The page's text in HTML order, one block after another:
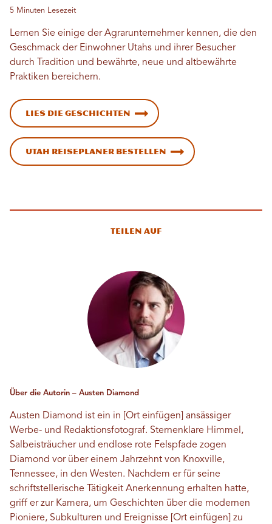
5 Minuten Lesezeit
Lernen Sie einige der Agrarunternehmer kennen, die den
Geschmack der Einwohner Utahs und ihrer Besucher
durch Tradition und bewährte, neue und altbewährte
Praktiken bereichern.
Lies die Geschichten
Utah Reiseplaner bestellen
Teilen auf
Über die Autorin – Austen Diamond
Austen Diamond ist ein in [Ort einfügen] ansässiger
Werbe- und Redaktionsfotograf. Sternenklare Himmel,
Salbeisträucher und endlose rote Felspfade zogen
Diamond vor über einem Jahrzehnt von Knoxville,
Tennessee, in den Westen. Nachdem er für seine
schriftstellerische Tätigkeit Anerkennung erhalten hatte,
griff er zur Kamera, um Geschichten über die modernen
Pioniere, Subkulturen und Ereignisse [Ort einfügen] zu